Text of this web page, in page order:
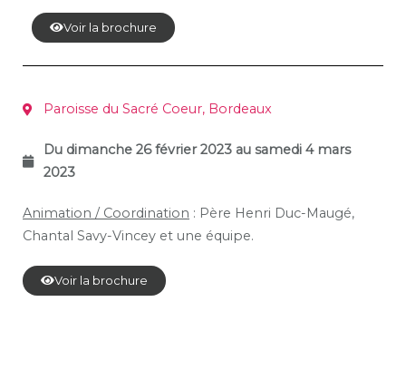
Voir la brochure
Paroisse du Sacré Coeur, Bordeaux
Du dimanche 26 février 2023 au samedi 4 mars
2023
Animation / Coordination : Père Henri Duc-Maugé,
Chantal Savy-Vincey et une équipe.
Voir la brochure